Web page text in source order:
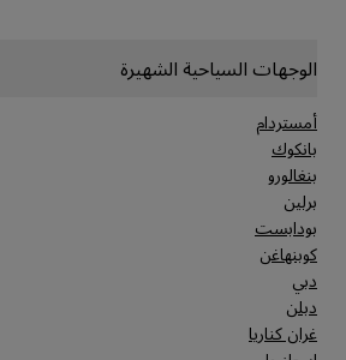
الوجهات السياحية الشهيرة
أمستردام
بانكوك
بنغالورو
برلين
بودابست
كوبنهاغن
دبي
دبلن
غران كناريا